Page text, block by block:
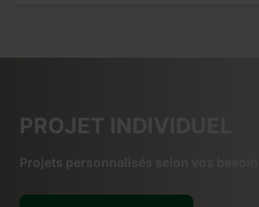
PROJET INDIVIDUEL
Projets personnalisés selon vos besoins